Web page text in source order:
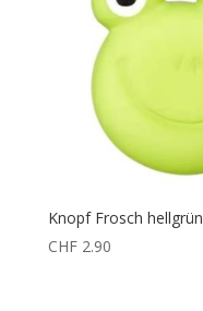
Knopf Frosch hellgrün
CHF 2.90